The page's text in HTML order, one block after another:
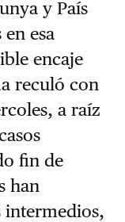
y País
esa
encaje
reculó con
a raíz
fin de
han
intermedios,